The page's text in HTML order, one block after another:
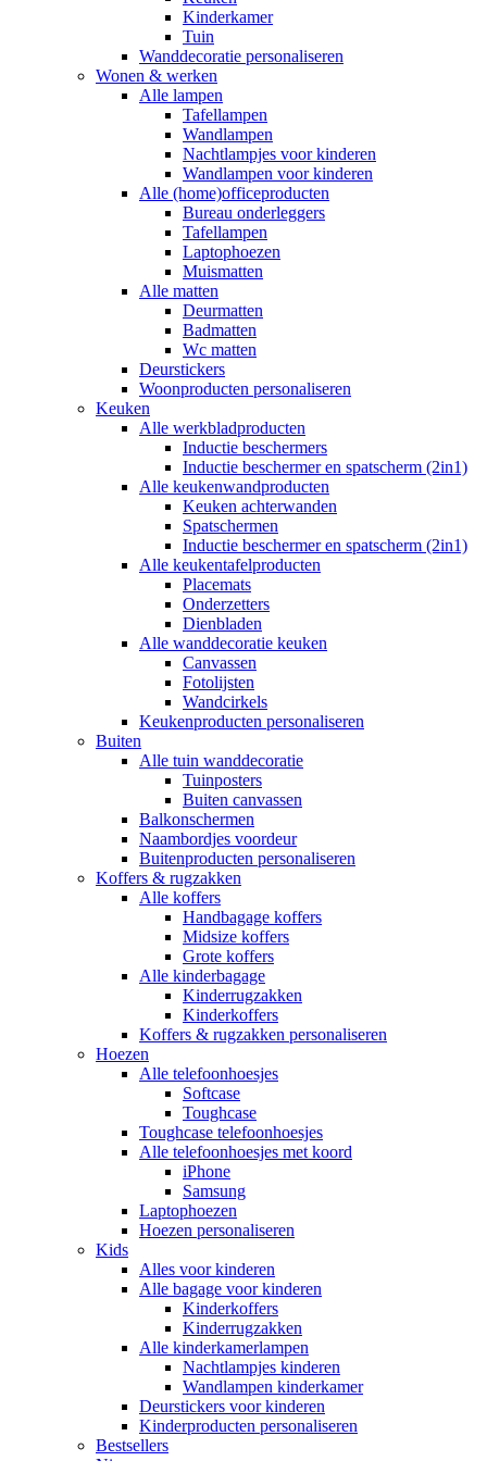
Kinderkamer
Tuin
Wanddecoratie personaliseren
Wonen & werken
Alle lampen
Tafellampen
Wandlampen
Nachtlampjes voor kinderen
Wandlampen voor kinderen
Alle (home)officeproducten
Bureau onderleggers
Tafellampen
Laptophoezen
Muismatten
Alle matten
Deurmatten
Badmatten
Wc matten
Deurstickers
Woonproducten personaliseren
Keuken
Alle werkbladproducten
Inductie beschermers
Inductie beschermer en spatscherm (2in1)
Alle keukenwandproducten
Keuken achterwanden
Spatschermen
Inductie beschermer en spatscherm (2in1)
Alle keukentafelproducten
Placemats
Onderzetters
Dienbladen
Alle wanddecoratie keuken
Canvassen
Fotolijsten
Wandcirkels
Keukenproducten personaliseren
Buiten
Alle tuin wanddecoratie
Tuinposters
Buiten canvassen
Balkonschermen
Naambordjes voordeur
Buitenproducten personaliseren
Koffers & rugzakken
Alle koffers
Handbagage koffers
Midsize koffers
Grote koffers
Alle kinderbagage
Kinderrugzakken
Kinderkoffers
Koffers & rugzakken personaliseren
Hoezen
Alle telefoonhoesjes
Softcase
Toughcase
Toughcase telefoonhoesjes
Alle telefoonhoesjes met koord
iPhone
Samsung
Laptophoezen
Hoezen personaliseren
Kids
Alles voor kinderen
Alle bagage voor kinderen
Kinderkoffers
Kinderrugzakken
Alle kinderkamerlampen
Nachtlampjes kinderen
Wandlampen kinderkamer
Deurstickers voor kinderen
Kinderproducten personaliseren
Bestsellers